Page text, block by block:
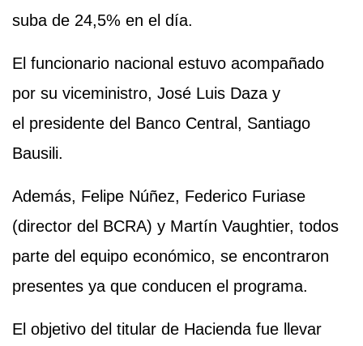
suba de 24,5% en el día.
El funcionario nacional estuvo acompañado
por su viceministro, José Luis Daza y
el presidente del Banco Central, Santiago
Bausili.
Además, Felipe Núñez, Federico Furiase
(director del BCRA) y Martín Vaughtier, todos
parte del equipo económico, se encontraron
presentes ya que conducen el programa.
El objetivo del titular de Hacienda fue llevar